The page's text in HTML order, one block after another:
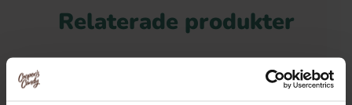
Relaterade produkter